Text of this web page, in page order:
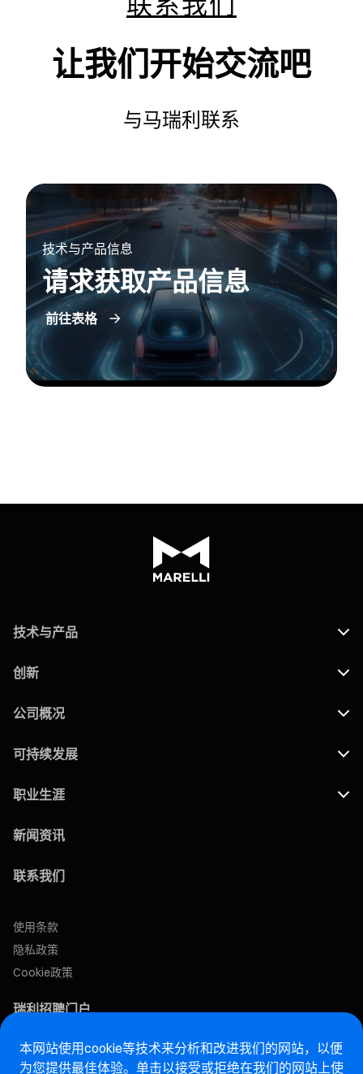
让我们开始交流吧
与马瑞利联系
技术与产品信息
请求获取产品信息
前往表格
技术与产品
创新
公司概况
可持续发展
职业生涯
新闻资讯
联系我们
使用条款
隐私政策
Cookie政策
瑞利招聘门户
售后网站
本网站使用cookie等技术来分析和改进我们的网站，以便
为您提供最佳体验。单击以接受或拒绝在我们的网站上使